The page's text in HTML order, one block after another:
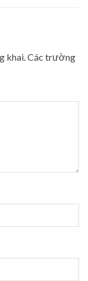
khai.Các trường